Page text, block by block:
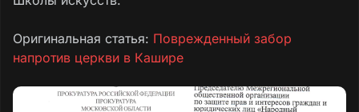
Оригинальная статья: Поврежденный забор
напротив церкви в Кашире